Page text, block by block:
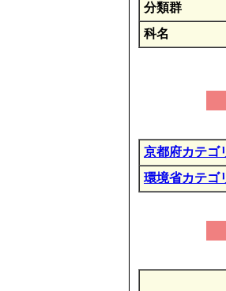
分類群
科名
京都府カテゴ
環境省カテゴ